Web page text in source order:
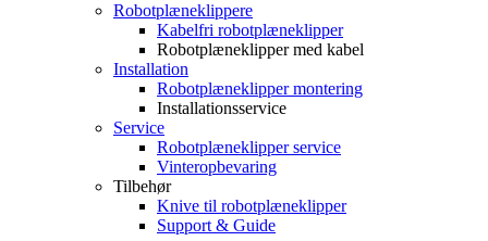
Robotplæneklippere
Kabelfri robotplæneklipper
Robotplæneklipper med kabel
Installation
Robotplæneklipper montering
Installationsservice
Service
Robotplæneklipper service
Vinteropbevaring
Tilbehør
Knive til robotplæneklipper
Support & Guide